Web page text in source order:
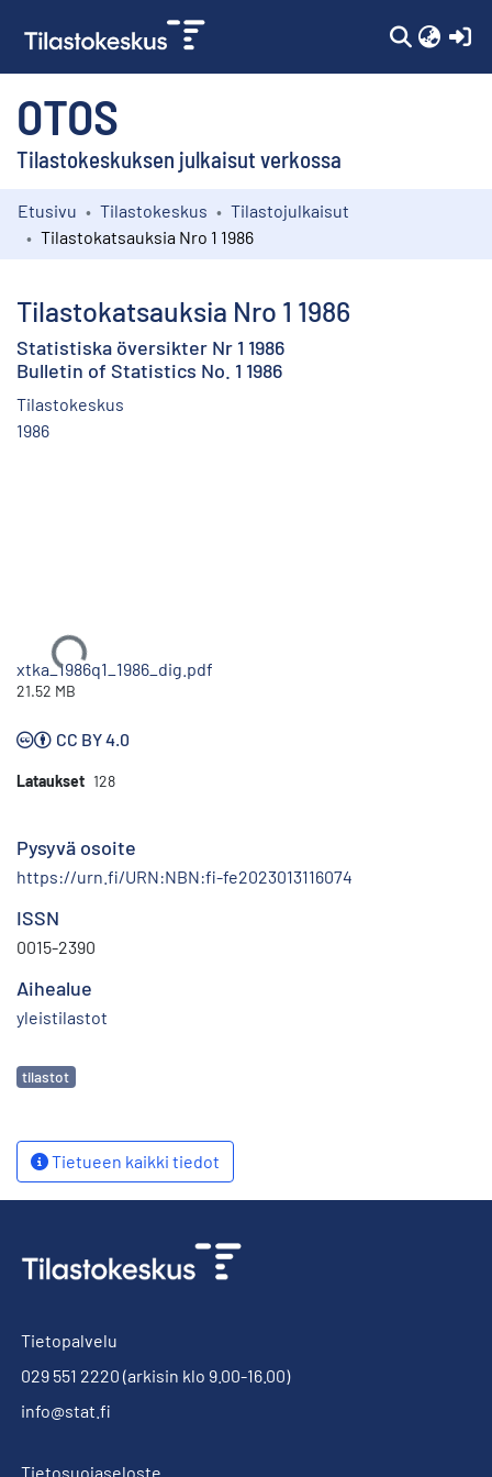
OTOS
Tilastokeskuksen julkaisut verkossa
Kokoelmat
Etusivu Tilastokeskus
Tilastojulkaisut
Tilastokatsauksia Nro 1 1986
Tilastokatsauksia Nro 1 1986
Statistiska översikter Nr 1 1986
Bulletin of Statistics No. 1 1986
Tilastokeskus
1986
Ladataan...
xtka_1986q1_1986_dig.pdf
21.52 MB
CC BY 4.0
Lataukset 128
Pysyvä osoite
https://urn.fi/URN:NBN:fi-fe2023013116074
ISSN
0015-2390
Aihealue
yleistilastot
Avainsanat
tilastot
Tietueen kaikki tiedot
Tietopalvelu
029 551 2220 (arkisin klo 9.00-16.00)
info@stat.fi
Tietosuojaseloste